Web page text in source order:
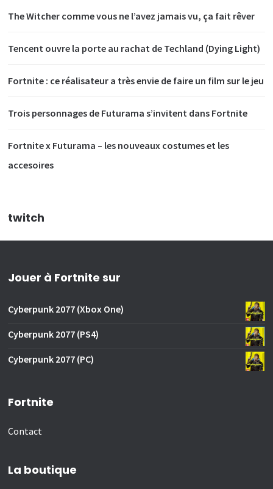
The Witcher comme vous ne l’avez jamais vu, ça fait rêver
Tencent ouvre la porte au rachat de Techland (Dying Light)
Fortnite : ce réalisateur a très envie de faire un film sur le jeu
Trois personnages de Futurama s’invitent dans Fortnite
Fortnite x Futurama – les nouveaux costumes et les
accesoires
twitch
Jouer à Fortnite sur
Cyberpunk 2077 (Xbox One)
Cyberpunk 2077 (PS4)
Cyberpunk 2077 (PC)
Fortnite
Contact
La boutique